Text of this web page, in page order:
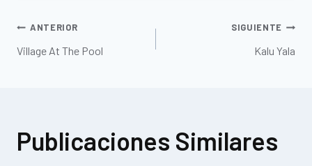
ANTERIOR
Village At The Pool
SIGUIENTE
Kalu Yala
Publicaciones Similares